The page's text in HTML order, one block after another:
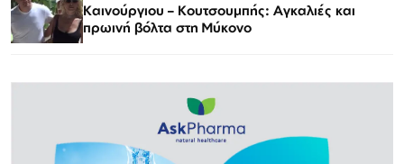
Καινούργιου – Κουτσουμπής: Αγκαλιές και
πρωινή βόλτα στη Μύκονο